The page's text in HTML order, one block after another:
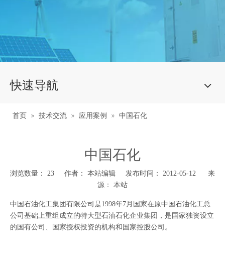
快速导航
首页 » 技术交流 » 应用案例 » 中国石化
中国石化
浏览数量： 23 作者： 本站编辑 发布时间： 2012-05-12 来
源： 本站
["wechat","weibo","qzone","douban","email"]
中国石油化工集团有限公司是1998年7月国家在原中国石油化工总
公司基础上重组成立的特大型石油石化企业集团，是国家独资设立
的国有公司、国家授权投资的机构和国家控股公司。